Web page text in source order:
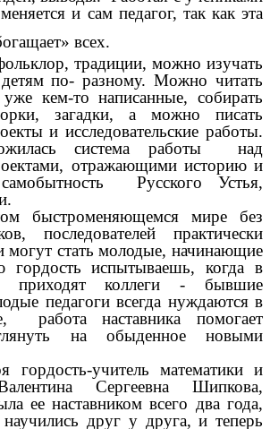
и сам педагог, так как эта
всех.
традиции, можно изучать
по- разному. Можно читать
кем-то написанные, собирать
загадки, а можно писать
и исследовательские работы.
система работы над
отражающими историю и
Русского Устья,
быстроменяющемся мире без
последователей практически
стать молодые, начинающие
гордость испытываешь, когда в
приходят коллеги - бывшие
педагоги всегда нуждаются в
работа наставника помогает
на обыденное новыми
гордость-учитель математики и
Сергеевна Шипкова,
ее наставником всего два года,
друг у друга, и теперь